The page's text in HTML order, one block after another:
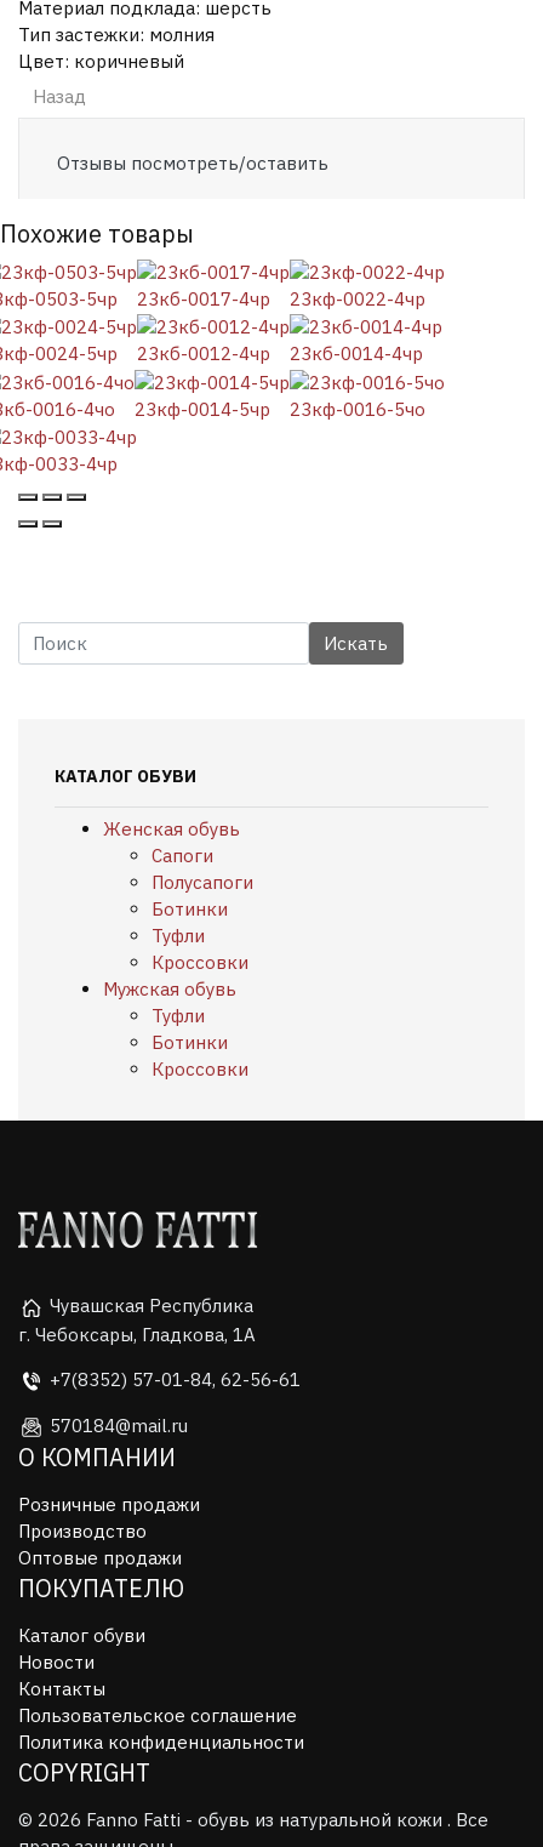
Материал подклада: шерсть
Тип застежки: молния
Цвет: коричневый
Отзывы посмотреть/оставить
Похожие товары
0503-5чр 23кб-0017-4чр 23кф-0022-4чр
0024-5чр 23кб-0012-4чр 23кб-0014-4чр
0016-4чо 23кф-0014-5чр 23кф-0016-5чо
0033-4чр
КАТАЛОГ ОБУВИ
Женская обувь
Сапоги
Полусапоги
Ботинки
Туфли
Кроссовки
Мужская обувь
Туфли
Ботинки
Кроссовки
Чувашская Республика
г. Чебоксары, Гладкова, 1А
+7(8352) 57-01-84, 62-56-61
570184@mail.ru
О КОМПАНИИ
Розничные продажи
Производство
Оптовые продажи
ПОКУПАТЕЛЮ
Каталог обуви
Новости
Контакты
Пользовательское соглашение
Политика конфиденциальности
COPYRIGHT
© 2026 Fanno Fatti - обувь из натуральной кожи . Все